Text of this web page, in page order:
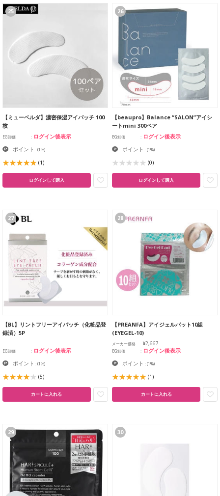
25
【ミューベルダ】濃密保湿アイパッチ 100
枚
EG卸価 ログイン後表示
ポイント :(1%)
(1)
ログインして購入
26
【beaupro】Balance “SALON”アイシ
ートmini 300ペア
EG卸価 ログイン後表示
ポイント :(1%)
(0)
ログインして購入
27
【BL】リントフリーアイパッチ（化粧品登
録済）5P
EG卸価 ログイン後表示
ポイント :(1%)
(5)
カートに入れる
28
【PREANFA】アイジェルパット10組
(EYEGEL-10)
メーカー価格 ¥2,667
EG卸価 ログイン後表示
ポイント :(1%)
(1)
カートに入れる
29 30